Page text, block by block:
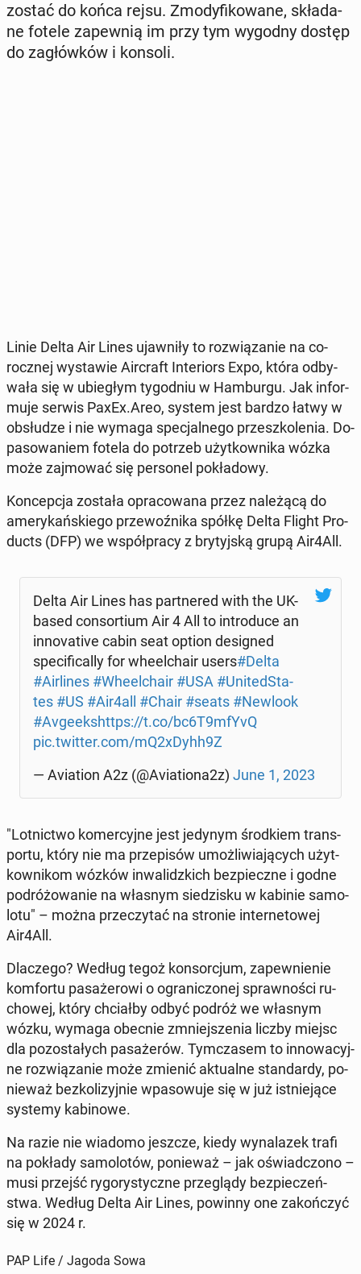
zo­stać do końca rejsu. Zmo­dy­fi­ko­wa­ne, skła­da­
ne fotele za­pew­nią im przy tym wygodny dostęp
do za­głów­ków i konsoli.
Linie Delta Air Lines ujaw­ni­ły to roz­wią­za­nie na co­
rocz­nej wy­sta­wie Air­craft In­te­riors Expo, która od­by­
wa­ła się w ubie­głym ty­go­dniu w Ham­bur­gu. Jak in­for­
mu­je serwis PaxEx.Areo, system jest bardzo łatwy w
ob­słu­dze i nie wymaga spe­cjal­ne­go prze­szko­le­nia. Do­
pa­so­wa­niem fotela do potrzeb użyt­kow­ni­ka wózka
może zaj­mo­wać się per­so­nel po­kła­do­wy.
Kon­cep­cja została opra­co­wa­na przez na­le­żą­cą do
ame­ry­kań­skie­go prze­woź­ni­ka spółkę Delta Flight Pro­
ducts (DFP) we współ­pra­cy z bry­tyj­ską grupą Air4All.
Delta Air Lines has part­ne­red with the UK-
based con­sor­tium Air 4 All to in­tro­du­ce an
in­no­va­ti­ve cabin seat option de­si­gned
spe­ci­fi­cal­ly for whe­el­cha­ir users#Delta
#Air­li­nes #Whe­el­cha­ir #USA #Uni­ted­Sta­
tes #US #Air4all #Chair #seats #Newlook
#Avgeekshttps://t.co/bc6T9mfYvQ
pic.twitter.com/mQ2xDyhh9Z
— Avia­tion A2z (@Avia­tio­na2z) June 1, 2023
"Lot­nic­two ko­mer­cyj­ne jest jedynym środ­kiem trans­
por­tu, który nie ma prze­pi­sów umoż­li­wia­ją­cych użyt­
kow­ni­kom wózków in­wa­lidz­kich bez­piecz­ne i godne
po­dró­żo­wa­nie na własnym sie­dzi­sku w kabinie sa­mo­
lo­tu" – można prze­czy­tać na stronie in­ter­ne­to­wej
Air4All.
Dla­cze­go? Według tegoż kon­sor­cjum, za­pew­nie­nie
kom­for­tu pa­sa­że­ro­wi o ogra­ni­czo­nej spraw­no­ści ru­
cho­wej, który chciał­by odbyć podróż we własnym
wózku, wymaga obecnie zmniej­sze­nia liczby miejsc
dla po­zo­sta­łych pa­sa­że­rów. Tym­cza­sem to in­no­wa­cyj­
ne roz­wią­za­nie może zmienić ak­tu­al­ne stan­dar­dy, po­
nie­waż bez­ko­li­zyj­nie wpa­so­wu­je się w już ist­nie­ją­ce
systemy ka­bi­no­we.
Na razie nie wiadomo jeszcze, kiedy wy­na­la­zek trafi
na pokłady sa­mo­lo­tów, po­nie­waż – jak oświad­czo­no –
musi przejść ry­go­ry­stycz­ne prze­glą­dy bez­pie­czeń­
stwa. Według Delta Air Lines, powinny one za­koń­czyć
się w 2024 r.
PAP Life / Jagoda Sowa